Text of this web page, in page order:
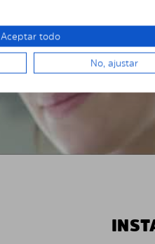
Aceptar todo
No, ajustar